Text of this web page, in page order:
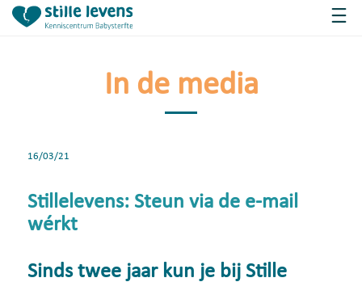
In de media
16/03/21
Stillelevens: Steun via de e-mail
wérkt
Sinds twee jaar kun je bij Stille